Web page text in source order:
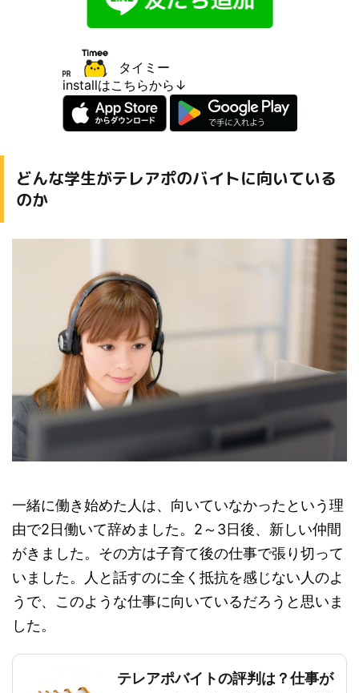
タイミー
installはこちらから↓
どんな学生がテレアポのバイトに向いている
のか
一緒に働き始めた人は、 向いていなかったという理
由で2日働いて辞めました。 2～3日後、新しい仲間
がきました。その方は子育て後の仕事で張り切って
いました。人と話すのに全く抵抗を感じない人のよ
うで、このような仕事に向いているだろうと思いま
した。
テレアポバイトの評判は？仕事が